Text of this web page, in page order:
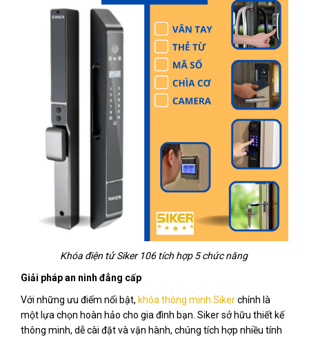
Khóa điện tử Siker 106 tích hợp 5 chức năng
Giải pháp an ninh đẳng cấp
Với những ưu điểm nổi bật, khóa thông minh Sikerchính là
một lựa chọn hoàn hảo cho gia đình bạn. Siker sở hữu thiết kế
thông minh, dễ cài đặt và vận hành, chúng tích hợp nhiều tính